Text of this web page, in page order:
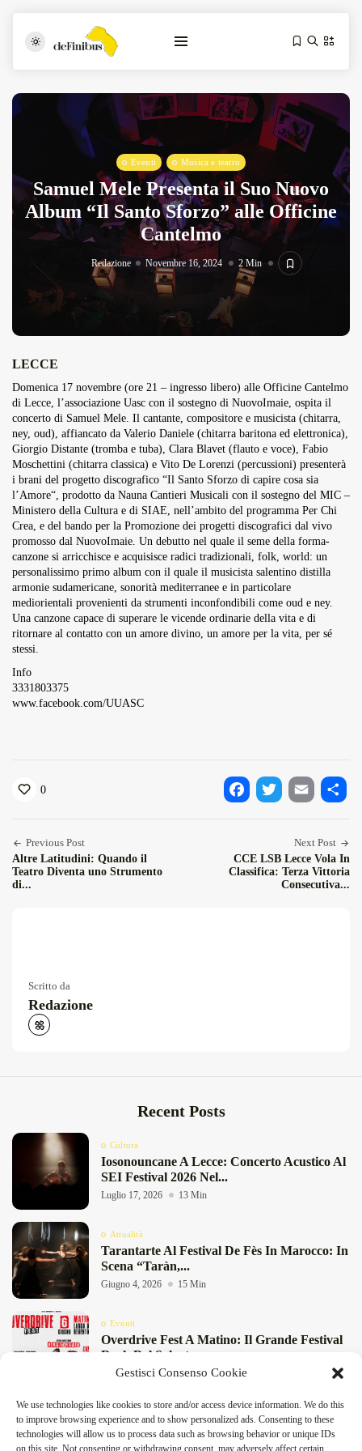
Gestisci Consenso Cookie
We use technologies like cookies to store and/or access device information. We do this
to improve browsing experience and to show personalized ads. Consenting to these
technologies will allow us to process data such as browsing behavior or unique IDs
on this site. Not consenting or withdrawing consent, may adversely affect certain
Iosonouncane A Lecce: Concerto Acustico...
Luglio 17, 2026 13 Min
Tarantarte Al Festival De Fès...
15 Min
Maggio 29, 2026 4 Min
Eventi Musica e teatro
Samuel Mele Presenta il Suo Nuovo
Album “Il Santo Sforzo” alle Officine
Cantelmo
Redazione Novembre 16, 2024 2 Min
LECCE
Domenica 17 novembre (ore 21 – ingresso libero) alle Officine Cantelmo
di Lecce, l’associazione Uasc con il sostegno di NuovoImaie, ospita il
concerto di Samuel Mele. Il cantante, compositore e musicista (chitarra,
ney, oud), affiancato da Valerio Daniele (chitarra baritona ed elettronica),
Giorgio Distante (tromba e tuba), Clara Blavet (flauto e voce), Fabio
Moschettini (chitarra classica) e Vito De Lorenzi (percussioni) presenterà
i brani del progetto discografico “Il Santo Sforzo di capire cosa sia
l’Amore“, prodotto da Nauna Cantieri Musicali con il sostegno del MIC –
Ministero della Cultura e di SIAE, nell’ambito del programma Per Chi
Crea, e del bando per la Promozione dei progetti discografici dal vivo
promosso dal NuovoImaie. Un debutto nel quale il seme della forma-
canzone si arricchisce e acquisisce radici tradizionali, folk, world: un
personalissimo primo album con il quale il musicista salentino distilla
armonie sudamericane, sonorità mediterranee e in particolare
mediorientali provenienti da strumenti inconfondibili come oud e ney.
Una canzone capace di superare le vicende ordinarie della vita e di
ritornare al contatto con un amore divino, un amore per la vita, per sé
stessi.
Info
3331803375
www.facebook.com/UUASC
0
Previous Post
Altre Latitudini: Quando il
Teatro Diventa uno Strumento
di...
Next Post
CCE LSB Lecce Vola In
Classifica: Terza Vittoria
Consecutiva...
Scritto da
Redazione
Recent Posts
Cultura
Iosonouncane A Lecce: Concerto Acustico Al
SEI Festival 2026 Nel...
Luglio 17, 2026 13 Min
Attualità
Tarantarte Al Festival De Fès In Marocco: In
Scena “Taràn,...
Giugno 4, 2026 15 Min
Eventi
Overdrive Fest A Matino: Il Grande Festival
Rock Del Salento...
Maggio 29, 2026 4 Min
“Pensieri Divergenti” A Lecce: Nabil Bey
Chiude La Stagione Di...